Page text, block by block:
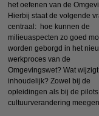
het oefenen van de
Hierbij staat de volgende
centraal: hoe kunnen de
milieuaspecten zo goed
worden geborgd in het
werkproces van de
Omgevingswet? Wat
inhoudelijk? Zowel bij de
opleidingen als bij de
cultuurverandering